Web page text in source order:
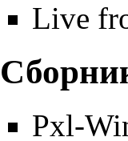
Live
Pxl-